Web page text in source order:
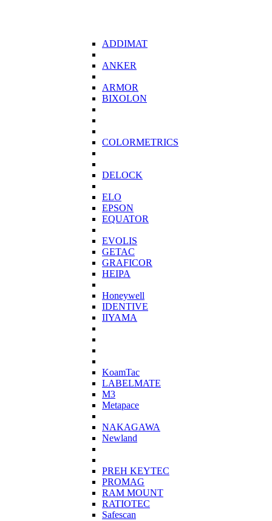
ADDIMAT
ANKER
ARMOR
BIXOLON
COLORMETRICS
DELOCK
ELO
EPSON
EQUATOR
EVOLIS
GETAC
GRAFICOR
HEIPA
Honeywell
IDENTIVE
IIYAMA
KoamTac
LABELMATE
M3
Metapace
NAKAGAWA
Newland
PREH KEYTEC
PROMAG
RAM MOUNT
RATIOTEC
Safescan